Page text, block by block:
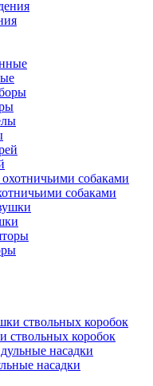
собаками
ствольных коробок
насадки